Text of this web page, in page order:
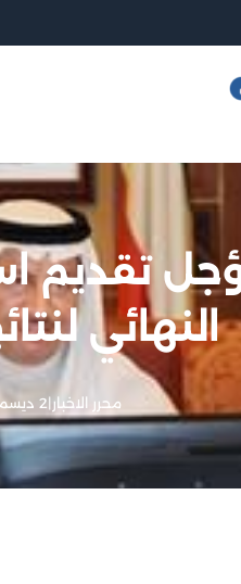
تقديم
النهائي
محرر الاخبار|2 ديسمبر, 2012